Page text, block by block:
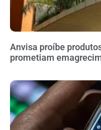
Anvisa proíbe
prometiam